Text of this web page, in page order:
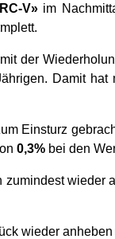
V»im
der
Damit
Einsturz
0,3% bei den
zumindest wieder
wieder